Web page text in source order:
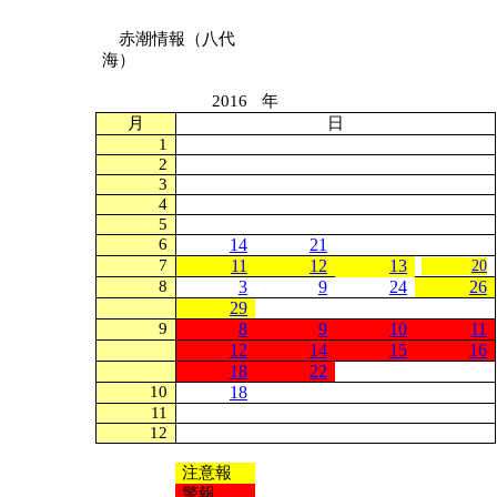
赤潮情報（八代
海）
2016
年
月
日
1
2
3
4
5
6
14 21
7 11 12 13 20
8 3 9 24
26
29
9 8 9 10
11
12
14 15
16
18
22
10 18
11
12
注意報